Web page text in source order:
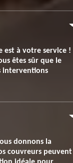
est à votre service !
êtes sûr que le
interventions
donnons la
couvreurs peuvent